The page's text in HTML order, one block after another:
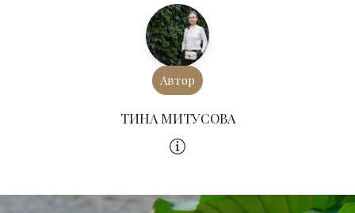
Автор
ТИНА МИТУСОВА